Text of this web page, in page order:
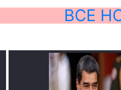
ВСЕ